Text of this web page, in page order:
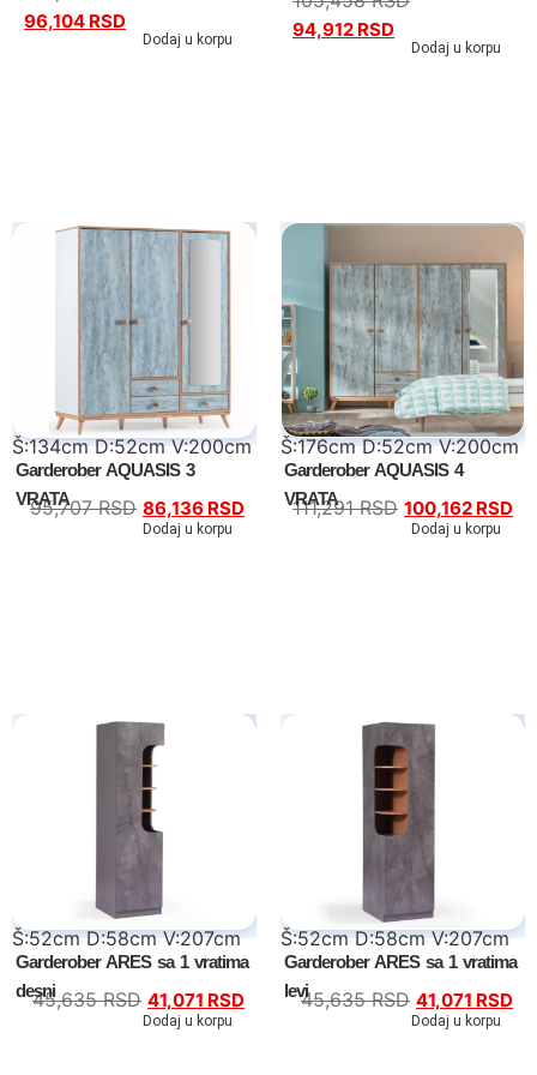
96,104 RSD
Dodaj u korpu 94,912 RSD
Dodaj u korpu
Š:134cm D:52cm V:200cm
Garderober AQUASIS 3
VRATA
95,707RSD 86,136 RSD
Dodaj u korpu
Š:176cm D:52cm V:200cm
Garderober AQUASIS 4
VRATA
111,291RSD 100,162 RSD
Dodaj u korpu
Š:52cm D:58cm V:207cm
Garderober ARES sa 1 vratima
desni
45,635RSD 41,071 RSD
Dodaj u korpu
Š:52cm D:58cm V:207cm
Garderober ARES sa 1 vratima
levi45,635RSD 41,071 RSD
Dodaj u korpu
Tv komode
Dnevne sobe
TV komode
Klub stolovi
Specijalne ponude
Spavaće sobe
Specijalne ponude
Kompleti